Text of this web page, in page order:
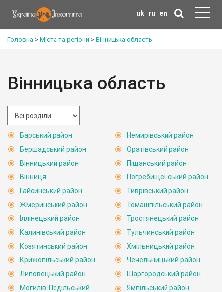
uk ru en
Головна > Міста та регіони > Вінницька область
Вінницька область
Барський район
Бершадський район
Вінницький район
Вінниця
Гайсинський район
Жмеринський район
Іллінецький район
Калинівський район
Козятинський район
Крижопільський район
Липовецький район
Могилів-Подільський
Немирівський район
Оратівський район
Піщанський район
Погребищенський район
Тиврівський район
Томашпільський район
Тростянецький район
Тульчинський район
Хмільницький район
Чечельницький район
Шаргородський район
Ямпільський район